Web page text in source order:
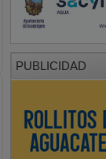
PUBLICIDAD